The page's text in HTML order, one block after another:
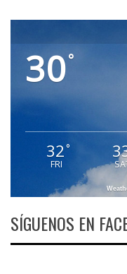
30°
32°
FRI
SÍGUENOS EN